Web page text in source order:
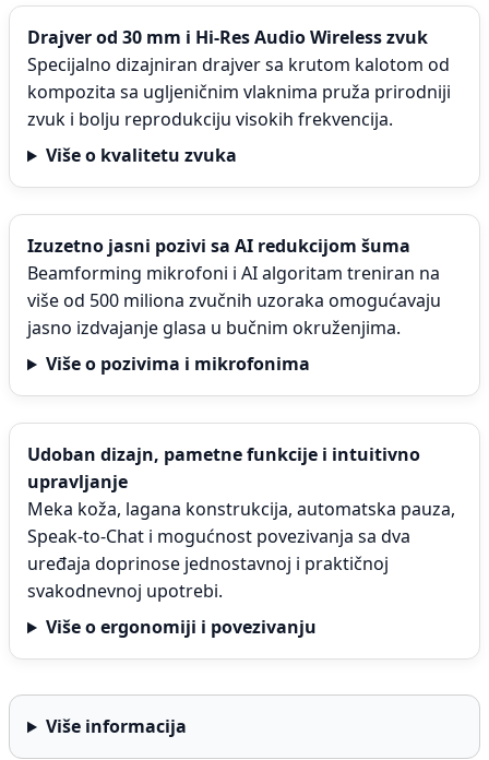
Drajver od 30 mm i Hi-Res Audio Wireless zvuk
Specijalno dizajniran drajver sa krutom kalotom od
kompozita sa ugljeničnim vlaknima pruža prirodniji
zvuk i bolju reprodukciju visokih frekvencija.
Više o kvalitetu zvuka
Izuzetno jasni pozivi sa AI redukcijom šuma
Beamforming mikrofoni i AI algoritam treniran na
više od 500 miliona zvučnih uzoraka omogućavaju
jasno izdvajanje glasa u bučnim okruženjima.
Više o pozivima i mikrofonima
Udoban dizajn, pametne funkcije i intuitivno
upravljanje
Meka koža, lagana konstrukcija, automatska pauza,
Speak-to-Chat i mogućnost povezivanja sa dva
uređaja doprinose jednostavnoj i praktičnoj
svakodnevnoj upotrebi.
Više o ergonomiji i povezivanju
Više informacija